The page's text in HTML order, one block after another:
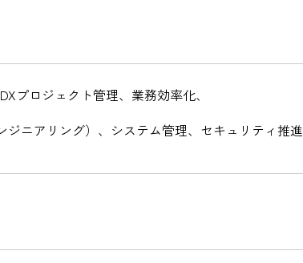
プロジェクト管理、業務効率化、
ジニアリング）、システム管理、セキュリティ推進